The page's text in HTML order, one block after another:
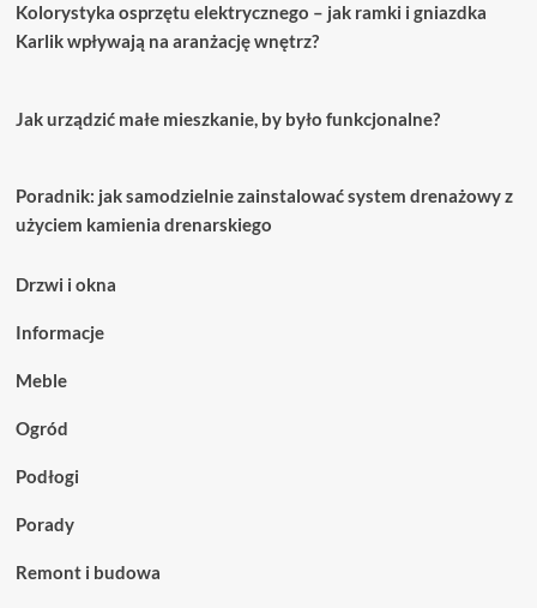
Kolorystyka osprzętu elektrycznego – jak ramki i gniazdka
Karlik wpływają na aranżację wnętrz?
Jak urządzić małe mieszkanie, by było funkcjonalne?
Poradnik: jak samodzielnie zainstalować system drenażowy z
użyciem kamienia drenarskiego
Drzwi i okna
Informacje
Meble
Ogród
Podłogi
Porady
Remont i budowa